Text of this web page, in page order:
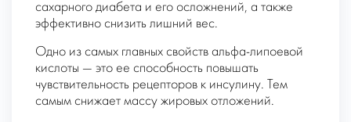
сахарного диабета и его осложнений, а также
эффективно снизить лишний вес.
Одно из самых главных свойств альфа-липоевой
кислоты — это ее способность повышать
чувствительность рецепторов к инсулину. Тем
самым снижает массу жировых отложений.